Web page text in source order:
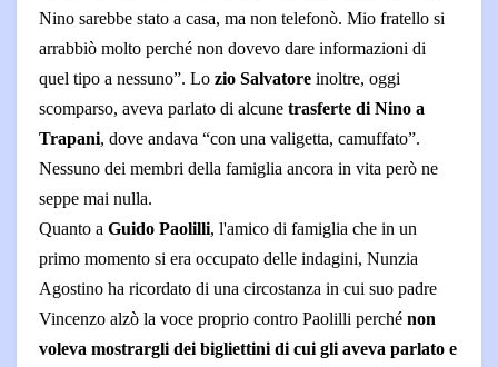
Nino sarebbe stato a casa, ma non telefonò. Mio fratello si
arrabbiò molto perché non dovevo dare informazioni di
quel tipo a nessuno”. Lo zio Salvatore inoltre, oggi
scomparso, aveva parlato di alcune trasferte di Nino a
Trapani, dove andava “con una valigetta, camuffato”.
Nessuno dei membri della famiglia ancora in vita però ne
seppe mai nulla.
Quanto a Guido Paolilli, l'amico di famiglia che in un
primo momento si era occupato delle indagini, Nunzia
Agostino ha ricordato di una circostanza in cui suo padre
Vincenzo alzò la voce proprio contro Paolilli perché non
voleva mostrargli dei bigliettini di cui gli aveva parlato e